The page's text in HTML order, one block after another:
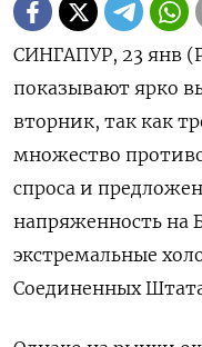
СИНГАПУР, 23 янв
показывают ярко
вторник, так как
множество
спроса и
напряженность на
экстремальные
Соединенных